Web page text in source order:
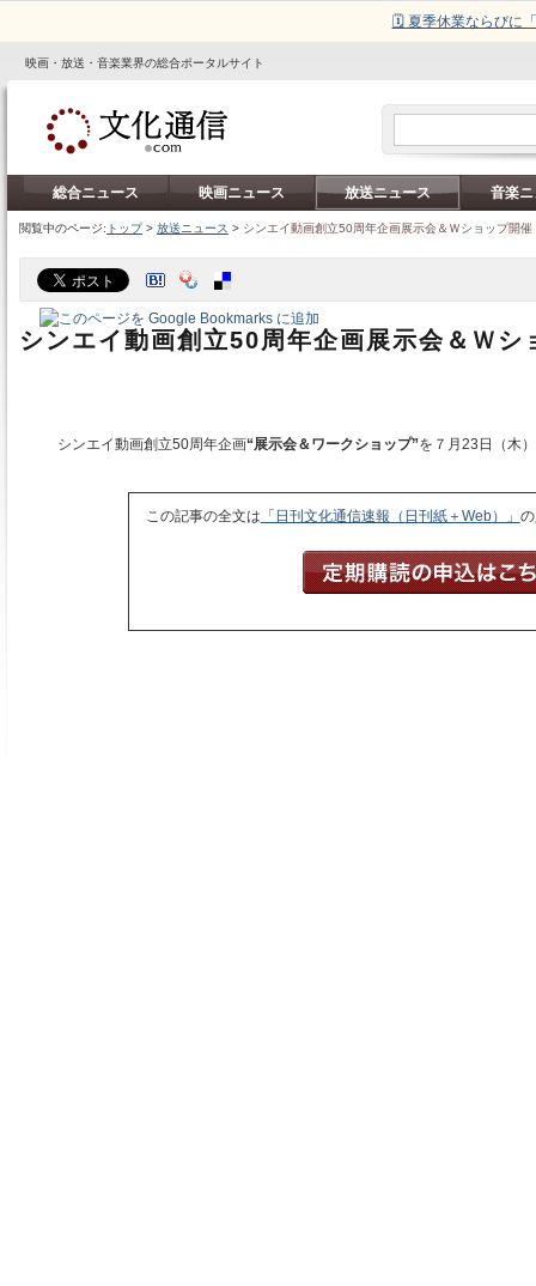
🗓️ 夏季休業ならびに
映画・放送・音楽業界の総合ポータルサイト
総合ニュース 映画ニュース 放送ニュース 音楽
閲覧中のページ: トップ> 放送ニュース > シンエイ動画創立50周年企画展示会＆Ｗショップ開催
シンエイ動画創立50周年企画展示会＆Ｗシ
シンエイ動画創立50周年企画“展示会＆ワークショップ”を７月23日（木
この記事の全文は 「日刊文化通信速報（日刊紙＋Web）」